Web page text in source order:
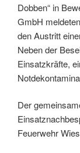
Dobben“ in
GmbH
den Austritt
Neben der
Einsatzkräfte,
Der
Feuerwehr